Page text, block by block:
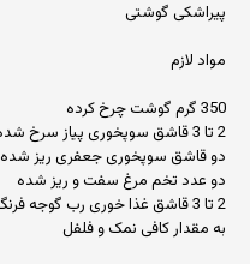
پیراشکی گوشتی
مواد لازم
350 گرم گوشت چرخ کرده
2 تا 3 قاشق سوپخوری پیاز سرخ شده
دو قاشق سوپخوری جعفری ریز شده
دو عدد تخم مرغ سفت و ریز شده
2 تا 3 قاشق غذا خوری رب گوجه فرنگی
به مقدار کافی نمک و فلفل